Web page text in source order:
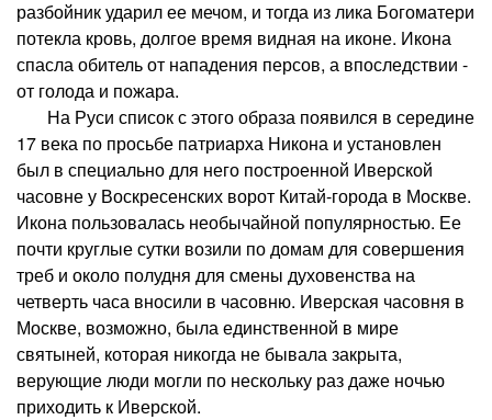
разбойник ударил ее мечом, и тогда из лика Богоматери
потекла кровь, долгое время видная на иконе. Икона
спасла обитель от нападения персов, а впоследствии -
от голода и пожара.
На Руси список с этого образа появился в середине
17 века по просьбе патриарха Никона и установлен
был в специально для него построенной Иверской
часовне у Воскресенских ворот Китай-города в Москве.
Икона пользовалась необычайной популярностью. Ее
почти круглые сутки возили по домам для совершения
треб и около полудня для смены духовенства на
четверть часа вносили в часовню. Иверская часовня в
Москве, возможно, была единственной в мире
святыней, которая никогда не бывала закрыта,
верующие люди могли по нескольку раз даже ночью
приходить к Иверской.